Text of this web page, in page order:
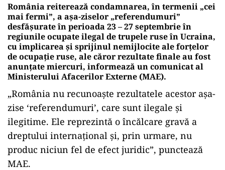
România reiterează condamnarea, în termenii „cei
mai fermi”, a aşa-ziselor „referendumuri”
desfăşurate în perioada 23 – 27 septembrie în
regiunile ocupate ilegal de trupele ruse în Ucraina,
cu implicarea şi sprijinul nemijlocite ale forţelor
de ocupaţie ruse, ale căror rezultate finale au fost
anunţate miercuri, informează un comunicat al
Ministerului Afacerilor Externe (MAE).
„România nu recunoaşte rezultatele acestor aşa-
zise ‘referendumuri’, care sunt ilegale şi
ilegitime. Ele reprezintă o încălcare gravă a
dreptului internaţional şi, prin urmare, nu
produc niciun fel de efect juridic”, punctează
MAE.